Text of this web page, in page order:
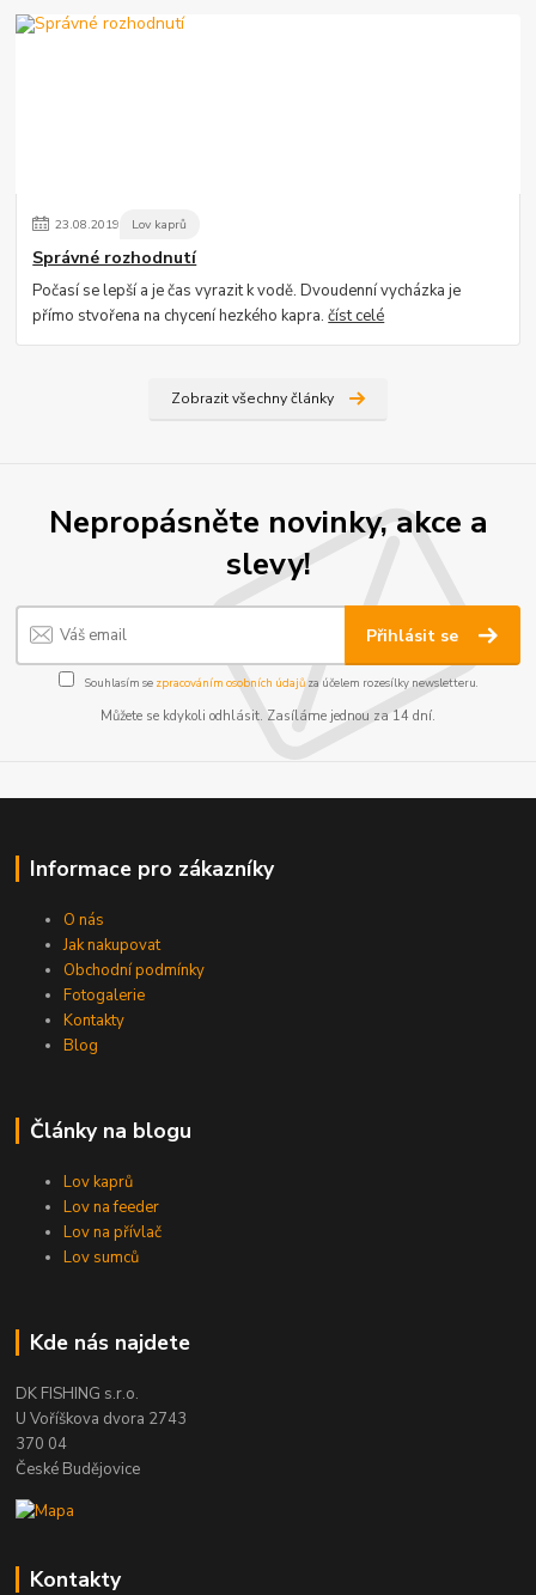
23.08.2019 Lov kaprů
Správné rozhodnutí
Počasí se lepší a je čas vyrazit k vodě. Dvoudenní vycházka je
přímo stvořena na chycení hezkého kapra.číst celé
Zobrazit všechny články
Nepropásněte novinky, akce a
slevy!
Přihlásit se
Souhlasím se zpracováním osobních údajůza účelem rozesílky newsletteru.
Můžete se kdykoli odhlásit. Zasíláme jednou za 14 dní.
Informace pro zákazníky
O nás
Jak nakupovat
Obchodní podmínky
Fotogalerie
Kontakty
Blog
Články na blogu
Lov kaprů
Lov na feeder
Lov na přívlač
Lov sumců
Kde nás najdete
DK FISHING s.r.o.
U Voříškova dvora 2743
370 04
České Budějovice
Kontakty